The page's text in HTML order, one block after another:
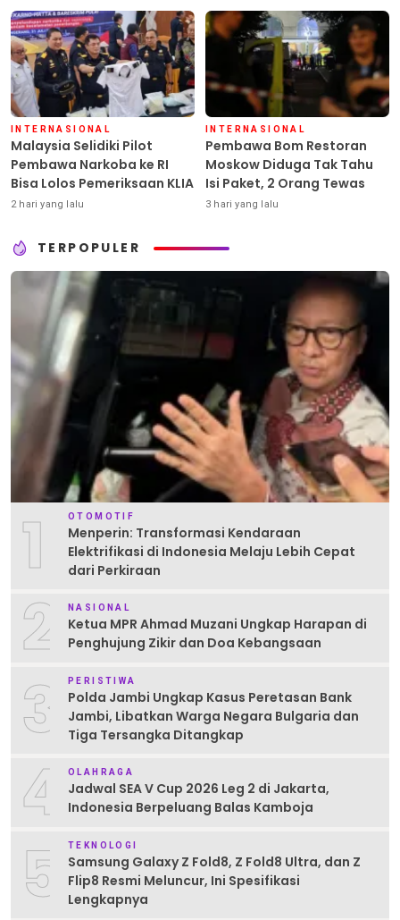
INTERNASIONAL
Malaysia Selidiki Pilot
Pembawa Narkoba ke RI
Bisa Lolos Pemeriksaan KLIA
2 hari yang lalu
INTERNASIONAL
Pembawa Bom Restoran
Moskow Diduga Tak Tahu
Isi Paket, 2 Orang Tewas
3 hari yang lalu
TERPOPULER
1 OTOMOTIF
Menperin: Transformasi Kendaraan
Elektrifikasi di Indonesia Melaju Lebih Cepat
dari Perkiraan
2 NASIONAL
Ketua MPR Ahmad Muzani Ungkap Harapan di
Penghujung Zikir dan Doa Kebangsaan
3 PERISTIWA
Polda Jambi Ungkap Kasus Peretasan Bank
Jambi, Libatkan Warga Negara Bulgaria dan
Tiga Tersangka Ditangkap
4 OLAHRAGA
Jadwal SEA V Cup 2026 Leg 2 di Jakarta,
Indonesia Berpeluang Balas Kamboja
5 TEKNOLOGI
Samsung Galaxy Z Fold8, Z Fold8 Ultra, dan Z
Flip8 Resmi Meluncur, Ini Spesifikasi
Lengkapnya